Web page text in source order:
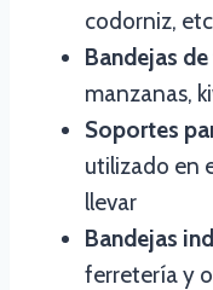
codorniz,
Bandejas
manzanas,
Soportes
utilizado en
llevar
Bandejas
ferretería y